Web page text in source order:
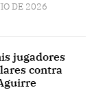
DE 2026
jugadores
contra